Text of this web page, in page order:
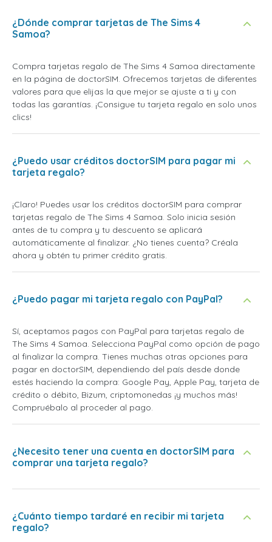
¿Dónde comprar tarjetas de The Sims 4
Samoa?
Compra tarjetas regalo de The Sims 4 Samoa directamente
en la página de doctorSIM. Ofrecemos tarjetas de diferentes
valores para que elijas la que mejor se ajuste a ti y con
todas las garantías. ¡Consigue tu tarjeta regalo en solo unos
clics!
¿Puedo usar créditos doctorSIM para pagar mi
tarjeta regalo?
¡Claro! Puedes usar los créditos doctorSIM para comprar
tarjetas regalo de The Sims 4 Samoa. Solo inicia sesión
antes de tu compra y tu descuento se aplicará
automáticamente al finalizar. ¿No tienes cuenta? Créala
ahora y obtén tu primer crédito gratis.
¿Puedo pagar mi tarjeta regalo con PayPal?
Sí, aceptamos pagos con PayPal para tarjetas regalo de
The Sims 4 Samoa. Selecciona PayPal como opción de pago
al finalizar la compra. Tienes muchas otras opciones para
pagar en doctorSIM, dependiendo del país desde donde
estés haciendo la compra: Google Pay, Apple Pay, tarjeta de
crédito o débito, Bizum, criptomonedas ¡y muchos más!
Compruébalo al proceder al pago.
¿Necesito tener una cuenta en doctorSIM para
comprar una tarjeta regalo?
¿Cuánto tiempo tardaré en recibir mi tarjeta
regalo?